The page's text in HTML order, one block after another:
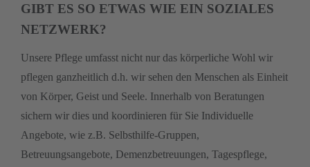
GIBT ES SO ETWAS WIE EIN SOZIALES
NETZWERK?
Unsere Pflege umfasst nicht nur das körperliche Wohl wir
pflegen ganzheitlich d.h. wir sehen den Menschen als Einheit
von Körper, Geist und Seele. Innerhalb von Beratungen
sichern wir dies und koordinieren für Sie Individuelle
Angebote, wie z.B. Selbsthilfe-Gruppen,
Betreuungsangebote, Demenzbetreuungen, Tagespflege,